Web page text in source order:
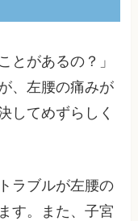
とがあるの？」
、左腰の痛みが
してめずらしく
ラブルが左腰の
す。また、子宮